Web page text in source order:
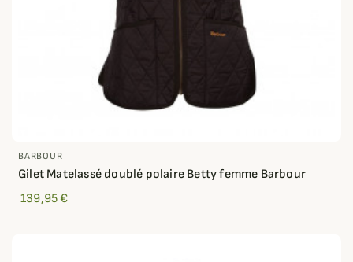
BARBOUR
Gilet Matelassé doublé polaire Betty femme Barbour
139,95 €